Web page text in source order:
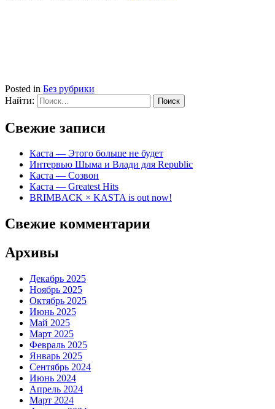
Posted in Без рубрики
Найти:
Свежие записи
Каста — Этого больше не будет
Интервью Шыма и Влади для Republic
Каста — Созвон
Каста — Greatest Hits
BRIMBACK × KASTA is out now!
Свежие комментарии
Архивы
Декабрь 2025
Ноябрь 2025
Октябрь 2025
Июнь 2025
Май 2025
Март 2025
Февраль 2025
Январь 2025
Сентябрь 2024
Июнь 2024
Апрель 2024
Март 2024